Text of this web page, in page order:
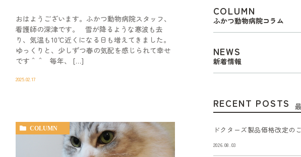
おはようございます。ふかつ動物病院スタッフ、
看護師の深津です。 雪が降るような寒波も去
り、気温も10℃近くになる日も増えてきました。
ゆっくりと、少しずつ春の気配を感じられて幸せ
です＾＾ 毎年、 […]
2025.02.17
COLUMN
COLUMN
ふかつ動物病院コラム
NEWS
新着情報
RECENT POSTS
ドクターズ製品価格改定の
2026.08.03